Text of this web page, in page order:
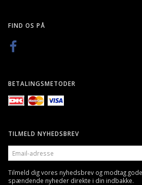
FIND OS PÅ
BETALINGSMETODER
TILMELD NYHEDSBREV
EMAIL-
ADRESSE
Tilmeld dig vores nyhedsbrev og modtag
spændende nyheder direkte i din indbakke.